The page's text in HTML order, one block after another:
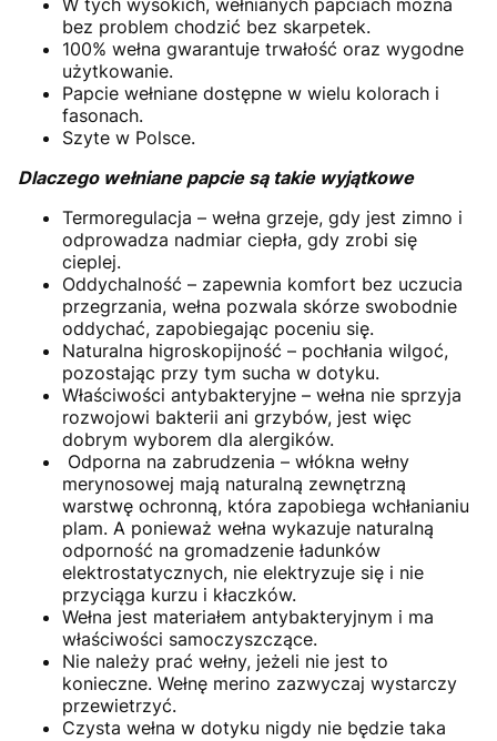
bez problem chodzić bez skarpetek.
100% wełna gwarantuje trwałość oraz wygodne
użytkowanie.
Papcie wełniane dostępne w wielu kolorach i
fasonach.
Szyte w Polsce.
Dlaczego wełniane papcie są takie wyjątkowe
Termoregulacja – wełna grzeje, gdy jest zimno i
odprowadza nadmiar ciepła, gdy zrobi się
cieplej.
Oddychalność – zapewnia komfort bez uczucia
przegrzania, wełna pozwala skórze swobodnie
oddychać, zapobiegając poceniu się.
Naturalna higroskopijność – pochłania wilgoć,
pozostając przy tym sucha w dotyku.
Właściwości antybakteryjne – wełna nie sprzyja
rozwojowi bakterii ani grzybów, jest więc
dobrym wyborem dla alergików.
Odporna na zabrudzenia – włókna wełny
merynosowej mają naturalną zewnętrzną
warstwę ochronną, która zapobiega wchłanianiu
plam. A ponieważ wełna wykazuje naturalną
odporność na gromadzenie ładunków
elektrostatycznych, nie elektryzuje się i nie
przyciąga kurzu i kłaczków.
Wełna jest materiałem antybakteryjnym i ma
właściwości samoczyszczące.
Nie należy prać wełny, jeżeli nie jest to
konieczne. Wełnę merino zazwyczaj wystarczy
przewietrzyć.
Czysta wełna w dotyku nigdy nie będzie taka